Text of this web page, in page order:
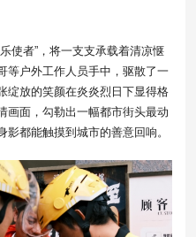
使者”，将一支支承载着清凉惬
等户外工作人员手中，驱散了一
绽放的笑颜在炎炎烈日下显得格
画面，勾勒出一幅都市街头最动
都能触摸到城市的善意回响。